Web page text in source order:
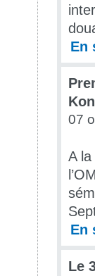
En
07
A
En
Le